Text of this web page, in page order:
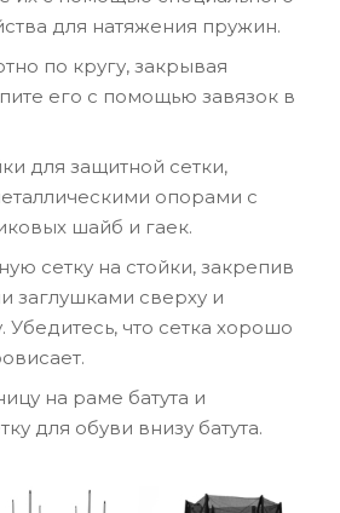
для натяжения пружин.
по кругу, закрывая
его с помощью завязок в
для защитной сетки,
опорами с
шайб и гаек.
сетку на стойки, закрепив
заглушками сверху и
Убедитесь, что сетка хорошо
на раме батута и
для обуви внизу батута.